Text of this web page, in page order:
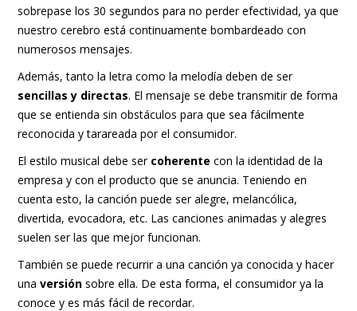
sobrepase los 30 segundos para no perder efectividad, ya que
nuestro cerebro está continuamente bombardeado con
numerosos mensajes.
Además, tanto la letra como la melodía deben de ser
sencillas y directas. El mensaje se debe transmitir de forma
que se entienda sin obstáculos para que sea fácilmente
reconocida y tarareada por el consumidor.
El estilo musical debe ser coherente con la identidad de la
empresa y con el producto que se anuncia. Teniendo en
cuenta esto, la canción puede ser alegre, melancólica,
divertida, evocadora, etc. Las canciones animadas y alegres
suelen ser las que mejor funcionan.
También se puede recurrir a una canción ya conocida y hacer
unaversión sobre ella. De esta forma, el consumidor ya la
conoce y es más fácil de recordar.